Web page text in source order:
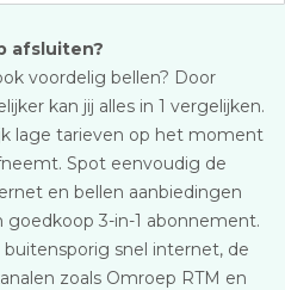
afsluiten?
voordelig bellen? Door
kan jij alles in 1 vergelijken.
lage tarieven op het moment
Spot eenvoudig de
en bellen aanbiedingen
goedkoop 3-in-1 abonnement.
snel internet, de
zoals Omroep RTM en